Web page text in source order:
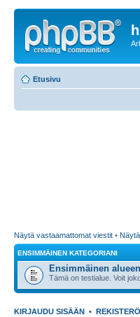
Etusivu
Näytä vastaamattomat viestit •
ENSIMMÄINEN KATEGORIANI
Ensimmäinen
Tämä on testialue. Voit
KIRJAUDU SISÄÄN •